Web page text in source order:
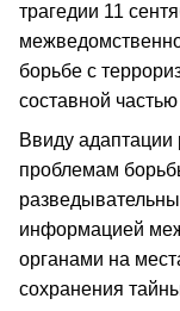
трагедии 11
борьбе с
составной
Ввиду
проблемам
информацией
органами на
сохранения